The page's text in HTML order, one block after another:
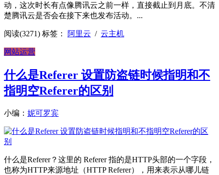
动，这次时长有点像腾讯云之前一样，直接截止到月底。不清
楚腾讯云是否会在接下来也发布活动。...
阅读(3271) 标签： 阿里云 / 云主机
网站运营
什么是Referer 设置防盗链时候指明和不
指明空Referer的区别
小编： 妮可罗宾
什么是Referer？这里的 Referer 指的是HTTP头部的一个字段，
也称为HTTP来源地址（HTTP Referer），用来表示从哪儿链